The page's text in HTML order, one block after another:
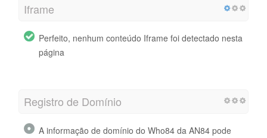
Iframe
Perfeito, nenhum conteúdo Iframe foi detectado nesta
página
Registro de Domínio
A informação de domínio do Who84 da AN84 pode